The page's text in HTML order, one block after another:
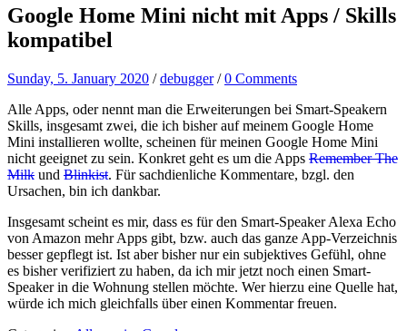
Google Home Mini nicht mit Apps / Skills
kompatibel
Sunday, 5. January 2020 /debugger /0 Comments
Alle Apps, oder nennt man die Erweiterungen bei Smart-Speakern
Skills, insgesamt zwei, die ich bisher auf meinem Google Home
Mini installieren wollte, scheinen für meinen Google Home Mini
nicht geeignet zu sein. Konkret geht es um die Apps Remember The
Milk und Blinkist. Für sachdienliche Kommentare, bzgl. den
Ursachen, bin ich dankbar.
Insgesamt scheint es mir, dass es für den Smart-Speaker Alexa Echo
von Amazon mehr Apps gibt, bzw. auch das ganze App-Verzeichnis
besser gepflegt ist. Ist aber bisher nur ein subjektives Gefühl, ohne
es bisher verifiziert zu haben, da ich mir jetzt noch einen Smart-
Speaker in die Wohnung stellen möchte. Wer hierzu eine Quelle hat,
würde ich mich gleichfalls über einen Kommentar freuen.